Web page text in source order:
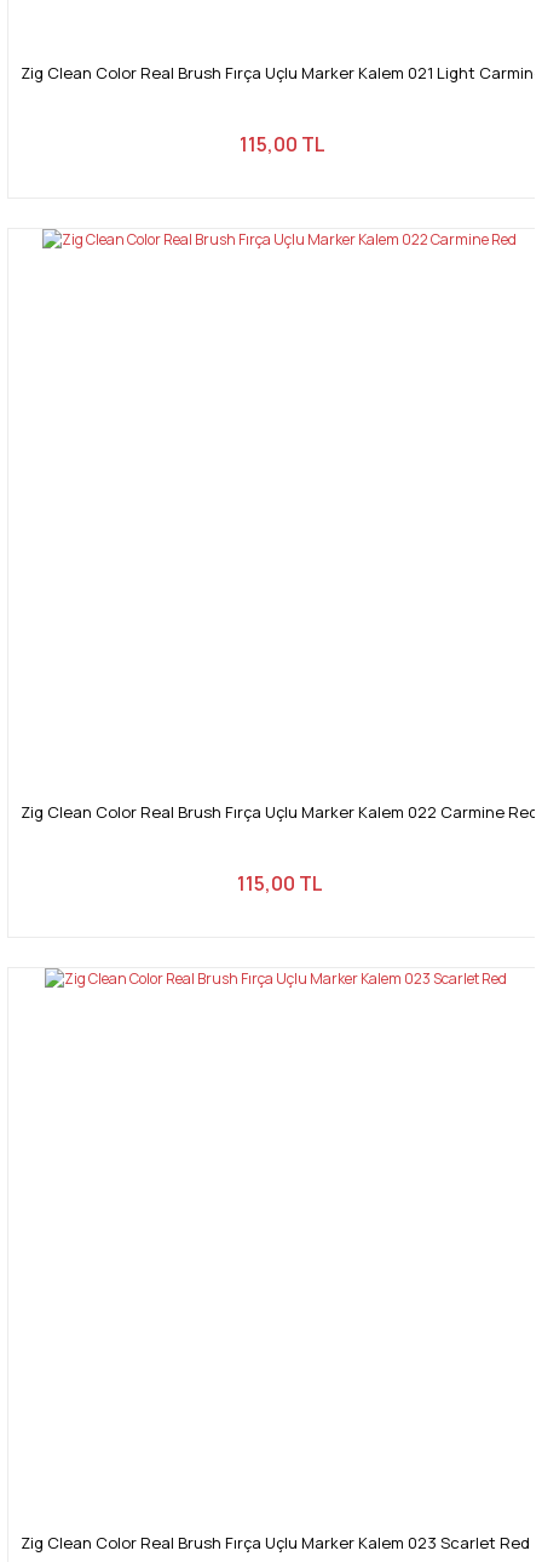
Zig Clean Color Real Brush Fırça Uçlu Marker Kalem 021 Light Carmine
115,00 TL
Zig Clean Color Real Brush Fırça Uçlu Marker Kalem 022 Carmine Red
115,00 TL
Zig Clean Color Real Brush Fırça Uçlu Marker Kalem 023 Scarlet Red